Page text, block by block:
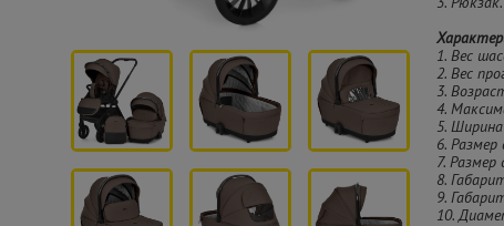
1. Вес
2. Вес
3.
4.
5.
6.
7.
8.
9.
10.